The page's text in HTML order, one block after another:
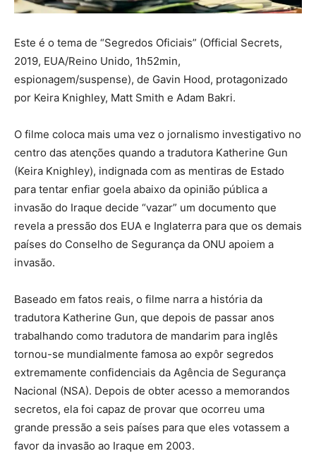
Este é o tema de “Segredos Oficiais” (Official Secrets,
2019, EUA/Reino Unido, 1h52min,
espionagem/suspense), de Gavin Hood, protagonizado
por Keira Knighley, Matt Smith e Adam Bakri.
O filme coloca mais uma vez o jornalismo investigativo no
centro das atenções quando a tradutora Katherine Gun
(Keira Knighley), indignada com as mentiras de Estado
para tentar enfiar goela abaixo da opinião pública a
invasão do Iraque decide “vazar” um documento que
revela a pressão dos EUA e Inglaterra para que os demais
países do Conselho de Segurança da ONU apoiem a
invasão.
Baseado em fatos reais, o filme narra a história da
tradutora Katherine Gun, que depois de passar anos
trabalhando como tradutora de mandarim para inglês
tornou-se mundialmente famosa ao expôr segredos
extremamente confidenciais da Agência de Segurança
Nacional (NSA). Depois de obter acesso a memorandos
secretos, ela foi capaz de provar que ocorreu uma
grande pressão a seis países para que eles votassem a
favor da invasão ao Iraque em 2003.